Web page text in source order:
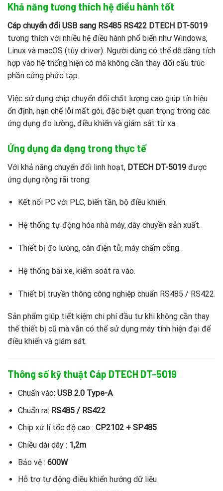
Khả năng tương thích hệ điều hành tốt
Cáp chuyển đổi USB sang RS485 RS422 DTECH DT-5019
tương thích với nhiều hệ điều hành phổ biến như Windows,
Linux và macOS (tùy driver). Người dùng có thể dễ dàng tích
hợp vào hệ thống hiện có mà không cần thay đổi cấu trúc
phần cứng phức tạp.
Việc sử dụng chip chuyển đổi chất lượng cao giúp tín hiệu
ổn định, hạn chế lỗi mất gói, đặc biệt quan trọng trong các
ứng dụng đo lường, điều khiển và giám sát từ xa.
Ứng dụng đa dạng trong thực tế
Với khả năng chuyển đổi linh hoạt, DTECH DT-5019 được
ứng dụng rộng rãi trong:
Kết nối PC với PLC, biến tần, bộ điều khiển.
Hệ thống tự động hóa nhà máy, dây chuyền sản xuất.
Thiết bị đo lường, cân điện tử, máy chấm công.
Hệ thống bãi xe, kiểm soát ra vào.
Thiết bị truyền thông công nghiệp chuẩn RS485 / RS422.
Sản phẩm giúp tiết kiệm chi phí đầu tư khi không cần thay
thế thiết bị cũ mà vẫn có thể sử dụng máy tính hiện đại để
điều khiển và giám sát.
Thông số kỹ thuật Cáp DTECH DT-5019
Chuẩn vào: USB 2.0 Type-A
Chuẩn ra: RS485 / RS422
Chip xử lí tốc độ cao : CP2102 + SP485
Chiều dài dây : 1,2m
Bảo vệ : 600W
Hỗ trợ tự động điều khiển hướng dữ liệu